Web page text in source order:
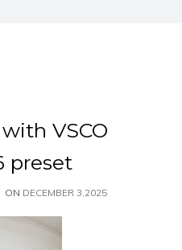
VSCO
preset
ON DECEMBER 3,2025